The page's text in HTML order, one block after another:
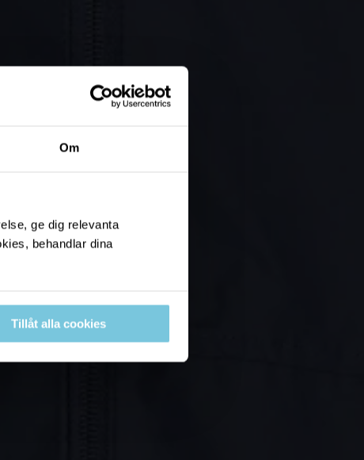
Om
ge dig relevanta
behandlar dina
Tillåt alla cookies